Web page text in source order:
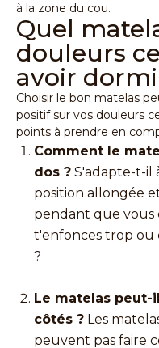
à la zone du cou.
Quel
douleurs
avoir dormi
Choisir le bon matelas
positif sur vos douleurs
points à prendre en
Comment le
dos ? S'adapte-t-il
position allongée
pendant que vous
t'enfonces trop ou
?
Le matelas
côtés ? Les
peuvent pas faire